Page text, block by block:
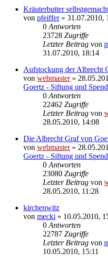
Kräuterbutter
von pfeiffer» 31.07.2010,
0 Antworten
23728 Zugriffe
Letzter Beitrag von
31.07.2010, 18:14
Aufstockung der Albrecht
von webmaster»
Goertz - Siftung und
0 Antworten
22462 Zugriffe
Letzter Beitrag von
28.05.2010, 14:08
Die Albrecht Graf von
von webmaster»
Goertz - Siftung und
0 Antworten
23080 Zugriffe
Letzter Beitrag von
28.05.2010, 11:28
kirchenwitz
von mecki » 10.05.2010,
0 Antworten
22787 Zugriffe
Letzter Beitrag von
10.05.2010, 15:11